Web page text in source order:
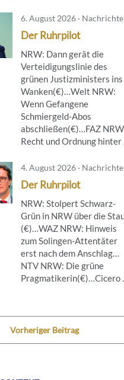
6. August 2026 ·
Der Ruhrpilot
NRW: Dann gerät die
Verteidigungslinie des
grünen Justizministers ins
Wanken(€)…Welt NRW:
Wenn Gefangene
Schmiergeld-Abos
abschließen(€)…FAZ
Recht und Ordnung hinter ...
4. August 2026 ·
Der Ruhrpilot
NRW: Stolpert Schwarz-
Grün in NRW über die
(€)…WAZ NRW: Hinweis
zum Solingen-Attentäter
erst nach dem Anschlag…
NTV NRW: Die grüne
Pragmatikerin(€)…Cicero ...
Vorheriger Beitrag